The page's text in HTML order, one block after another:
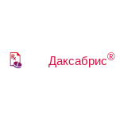
Даксабрис®